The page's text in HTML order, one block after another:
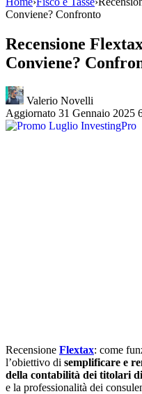
Conviene? Confronto
Recensione
Conviene?
Valerio Novelli
Aggiornato 31 Gennaio 2025
Recensione Flextax: come
l’obiettivo di semplificare e
della contabilità dei titolari
e la professionalità dei